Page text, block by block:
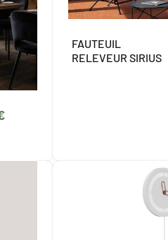
FAUTEUIL
RELEVEUR SIRIUS